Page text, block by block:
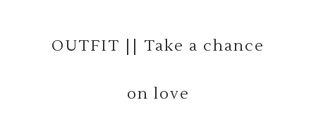
OUTFIT || Take a chance
on love